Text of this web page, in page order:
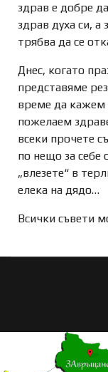
здрав е добре
здрав духа си, а
трябва да се
Днес, когато
представяме
време да кажем
пожелаем
всеки прочете
по нещо за себе
„влезете“ в
елека на дядо…
Всички съвети